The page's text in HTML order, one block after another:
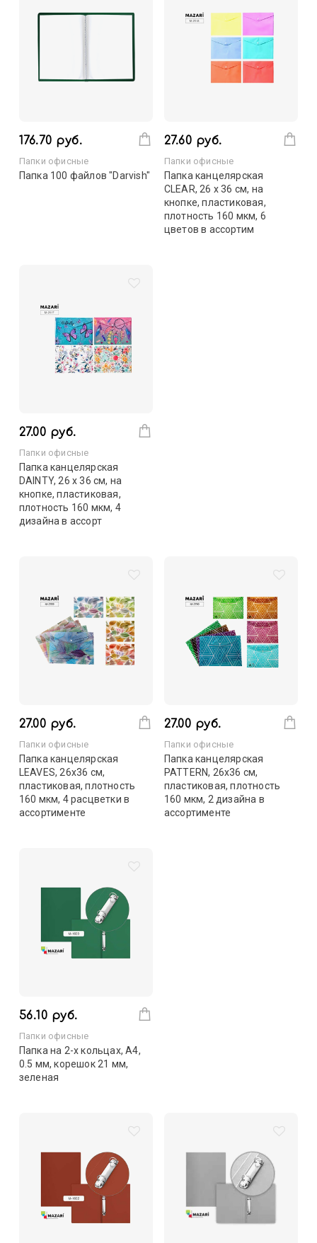
176.70 руб.
Папки офисные
Папка 100 файлов "Darvish"
27.60 руб.
Папки офисные
Папка канцелярская
CLEAR, 26 х 36 см, на
кнопке, пластиковая,
плотность 160 мкм, 6
цветов в ассортим
27.00 руб.
Папки офисные
Папка канцелярская
DAINTY, 26 х 36 см, на
кнопке, пластиковая,
плотность 160 мкм, 4
дизайна в ассорт
27.00 руб.
Папки офисные
Папка канцелярская
LEAVES, 26х36 см,
пластиковая, плотность
160 мкм, 4 расцветки в
ассортименте
27.00 руб.
Папки офисные
Папка канцелярская
PATTERN, 26х36 см,
пластиковая, плотность
160 мкм, 2 дизайна в
ассортименте
56.10 руб.
Папки офисные
Папка на 2-х кольцах, А4,
0.5 мм, корешок 21 мм,
зеленая